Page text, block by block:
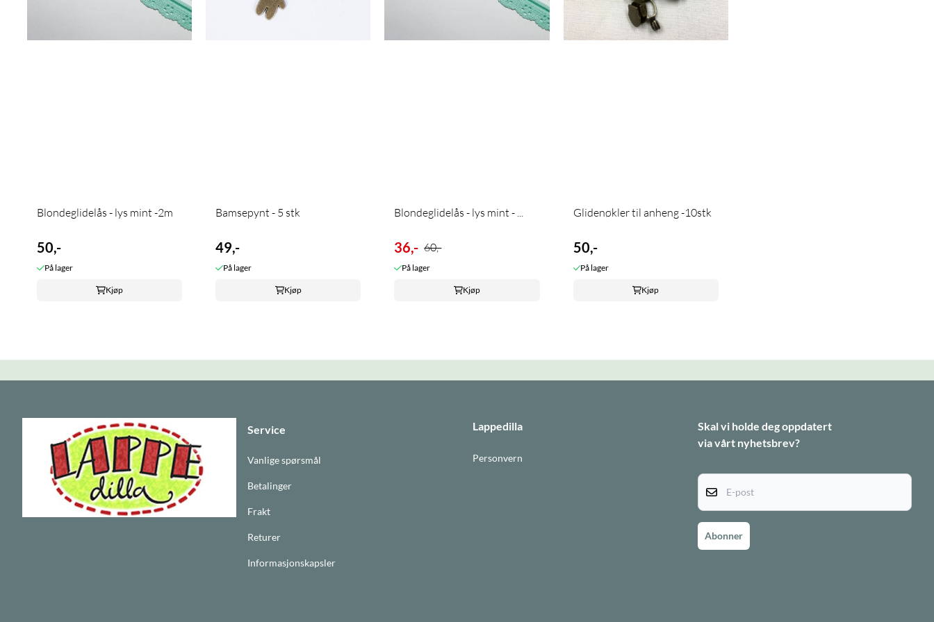
Blondeglidelås - lys mint -2m
50,-
På lager
Kjøp
Bamsepynt - 5 stk
49,-
På lager
Kjøp
Blondeglidelås - lys mint - ...
36,- 60,-
På lager
Kjøp
Glidenøkler til anheng -10stk
50,-
På lager
Kjøp
Service
Vanlige spørsmål
Betalinger
Frakt
Returer
Informasjonskapsler
Lappedilla
Personvern
Skal vi holde deg oppdatert
via vårt nyhetsbrev?
E-post
Abonner